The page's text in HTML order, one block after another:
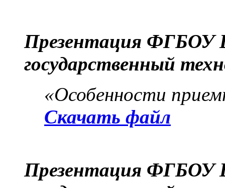
Презентация ФГБОУ
государственный
«Особенности
Скачать файл
Презентация ФГБОУ